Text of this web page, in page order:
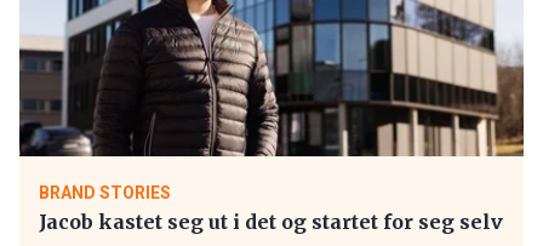
BRAND STORIES
Jacob kastet seg ut i det og startet for seg selv